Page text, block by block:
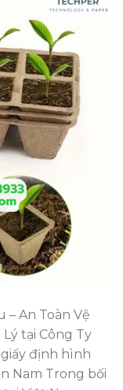
– An Toàn Vệ
tại Công Ty
giấy định hình
Nam Trong bối